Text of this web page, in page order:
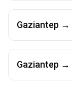
Gaziantep →
Gaziantep →